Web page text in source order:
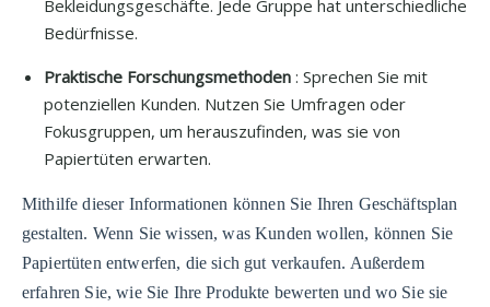
Bekleidungsgeschäfte. Jede Gruppe hat unterschiedliche
Bedürfnisse.
Praktische Forschungsmethoden : Sprechen Sie mit
potenziellen Kunden. Nutzen Sie Umfragen oder
Fokusgruppen, um herauszufinden, was sie von
Papiertüten erwarten.
Mithilfe dieser Informationen können Sie Ihren Geschäftsplan
gestalten. Wenn Sie wissen, was Kunden wollen, können Sie
Papiertüten entwerfen, die sich gut verkaufen. Außerdem
erfahren Sie, wie Sie Ihre Produkte bewerten und wo Sie sie